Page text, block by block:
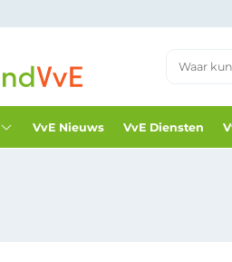
VvE Nieuws VvE Diensten